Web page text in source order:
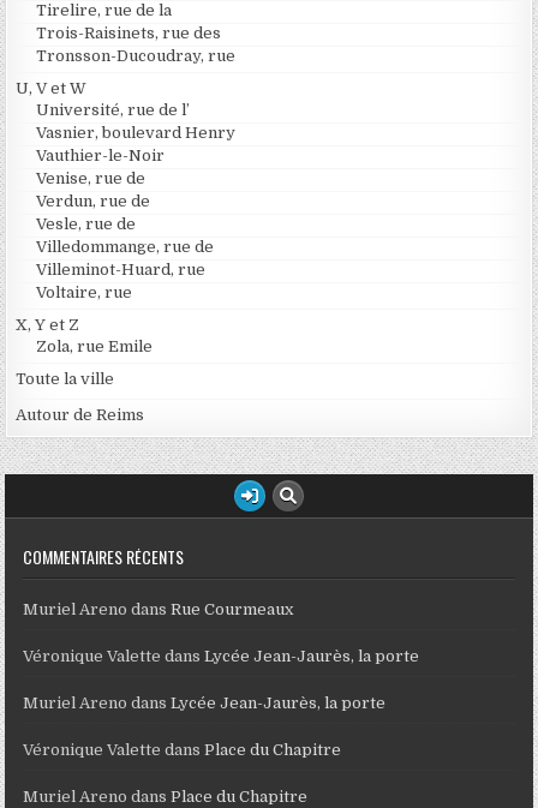
Tirelire, rue de la
Trois-Raisinets, rue des
Tronsson-Ducoudray, rue
U, V et W
Université, rue de l’
Vasnier, boulevard Henry
Vauthier-le-Noir
Venise, rue de
Verdun, rue de
Vesle, rue de
Villedommange, rue de
Villeminot-Huard, rue
Voltaire, rue
X, Y et Z
Zola, rue Emile
Toute la ville
Autour de Reims
COMMENTAIRES RÉCENTS
Muriel Areno dansRue Courmeaux
Véronique Valette dansLycée Jean-Jaurès, la porte
Muriel Areno dansLycée Jean-Jaurès, la porte
Véronique Valette dansPlace du Chapitre
Muriel Areno dansPlace du Chapitre